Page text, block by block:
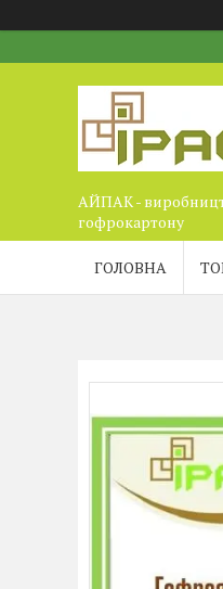
АЙПАК -
гофрокартону
ГОЛОВНА